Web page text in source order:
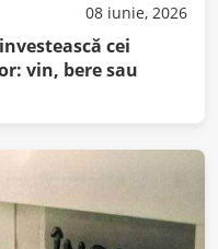
08 iunie, 2026
cei
vin, bere sau